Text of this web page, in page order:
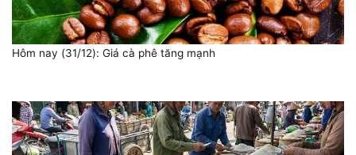
Hôm nay (31/12): Giá cà phê tăng mạnh